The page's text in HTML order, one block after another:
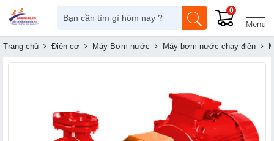
0
Trang chủ Điện cơ Máy Bơm nước Máy bơm nước chạy điện